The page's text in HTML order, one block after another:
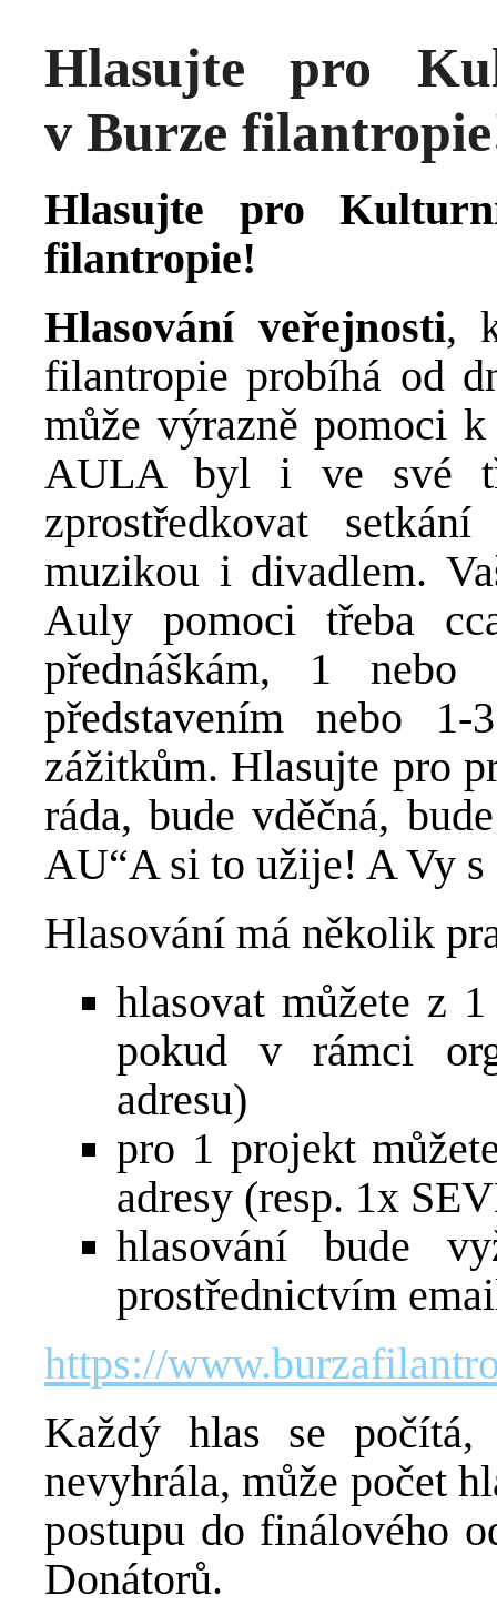
Hlasujte pro
v Burze
Hlasujte pro
filantropie!
Hlasování veřejnosti,
filantropie probíhá od
může výrazně pomoci
AULA byl i ve své
zprostředkovat
muzikou i divadlem.
Auly pomoci třeba
přednáškám, 1 nebo
představením nebo 1-
zážitkům. Hlasujte pro
ráda, bude vděčná,
AU“A si to užije! A Vy
Hlasování má několik
hlasovat můžete z
pokud v rámci
adresu)
pro 1 projekt
adresy (resp. 1x
hlasování bude
prostřednictvím
https://
Každý hlas se
nevyhrála, může počet
postupu do finálového
Donátorů.